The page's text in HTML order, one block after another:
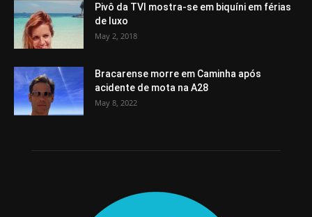
Pivô da TVI mostra-se em biquíni em férias
de luxo
May 2, 2018
Bracarense morre em Caminha após
acidente de mota na A28
May 8, 2022